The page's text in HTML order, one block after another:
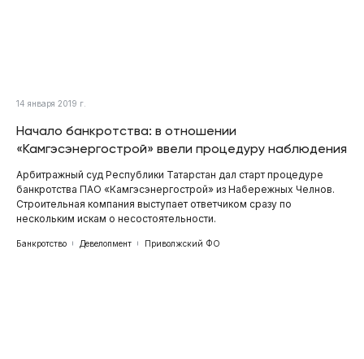
14 января 2019 г.
Начало банкротства: в отношении
«Камгэсэнергострой» ввели процедуру наблюдения
Арбитражный суд Республики Татарстан дал старт процедуре
банкротства ПАО «Камгэсэнергострой» из Набережных Челнов.
Строительная компания выступает ответчиком сразу по
нескольким искам о несостоятельности.
Банкротство Девелопмент Приволжский ФО